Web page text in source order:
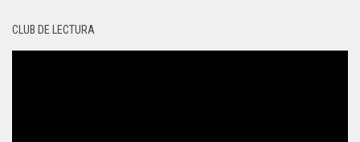
CLUB DE LECTURA